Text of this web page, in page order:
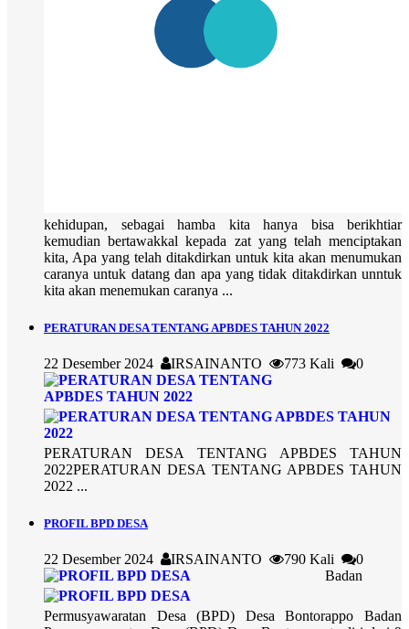
kehidupan, sebagai hamba kita hanya bisa berikhtiar
kemudian bertawakkal kepada zat yang telah menciptakan
kita, Apa yang telah ditakdirkan untuk kita akan menumukan
caranya untuk datang dan apa yang tidak ditakdirkan unntuk
kita akan menemukan caranya ...
PERATURAN DESA TENTANG APBDES TAHUN 2022
22 Desember 2024 IRSAINANTO 773 Kali 0
PERATURAN DESA TENTANG APBDES TAHUN
2022PERATURAN DESA TENTANG APBDES TAHUN
2022 ...
PROFIL BPD DESA
22 Desember 2024 IRSAINANTO 790 Kali
0
Badan
Permusyawaratan Desa (BPD) Desa Bontorappo Badan